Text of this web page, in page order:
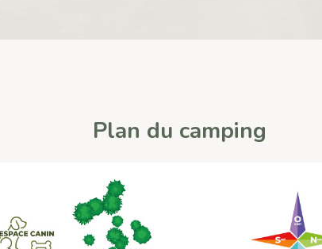
Plan du camping